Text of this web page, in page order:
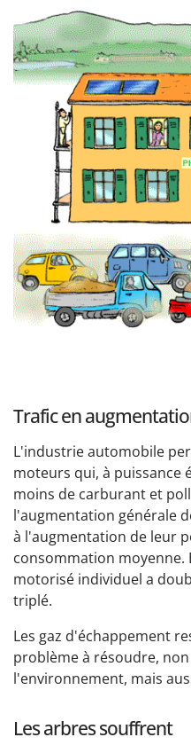
Trafic en
L'industrie automobile
moteurs qui, à puissance
moins de carburant et
l'augmentation générale
à l'augmentation de leur
consommation moyenne.
motorisé individuel a
triplé.
Les gaz d'échappement
problème à résoudre,
l'environnement, mais
Les arbres souffrent